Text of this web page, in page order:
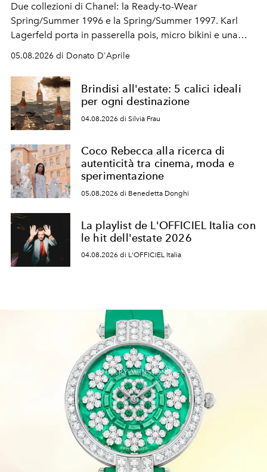
Due collezioni di Chanel: la Ready-to-Wear
Spring/Summer 1996 e la Spring/Summer 1997. Karl
Lagerfeld porta in passerella pois, micro bikini e una
logomania pensata per la spiaggia
Kate, Claudia e Carla una dietro l'altra. Trent'anni dopo,
in un'industria che vive di archivi, quel guardaroba resta
uno dei documenti più contemporanei che abbiamo.
05.08.2026 di Donato D'Aprile
Brindisi all'estate: 5 calici ideali
per ogni destinazione
04.08.2026 di Silvia Frau
Coco Rebecca alla ricerca di
autenticità tra cinema, moda e
sperimentazione
05.08.2026 di Benedetta Donghi
La playlist de L'OFFICIEL Italia con
le hit dell'estate 2026
04.08.2026 di L'OFFICIEL Italia